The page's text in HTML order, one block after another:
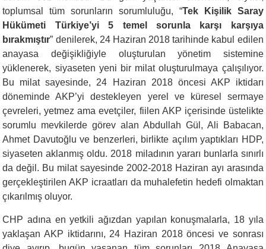
toplumsal tüm sorunların sorumluluğu, “Tek Kişilik Saray
Hükümeti Türkiye’yi 5 temel sorunla karşı karşıya
bırakmıştır” denilerek, 24 Haziran 2018 tarihinde kabul edilen
anayasa değişikliğiyle oluşturulan yönetim sistemine
yüklenerek, siyaseten yeni bir milat oluşturulmaya çalışılıyor.
Bu milat sayesinde, 24 Haziran 2018 öncesi AKP iktidarı
döneminde AKP’yi destekleyen yerel ve küresel sermaye
çevreleri, yetmez ama evetçiler, fiilen AKP içerisinde üstelikte
sorumlu mevkilerde görev alan Abdullah Gül, Ali Babacan,
Ahmet Davutoğlu ve benzerleri, birlikte açılım yaptıkları HDP,
siyaseten aklanmış oldu. 2018 miladının yararı bunlarla sınırlı
da değil. Bu milat sayesinde 2002-2018 Haziran ayı arasında
gerçekleştirilen AKP icraatları da muhalefetin hedefi olmaktan
çıkarılmış oluyor.
CHP adına en yetkili ağızdan yapılan konuşmalarla, 18 yıla
yaklaşan AKP iktidarını, 24 Haziran 2018 öncesi ve sonrası